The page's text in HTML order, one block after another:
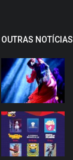
OUTRAS NOTÍCIAS